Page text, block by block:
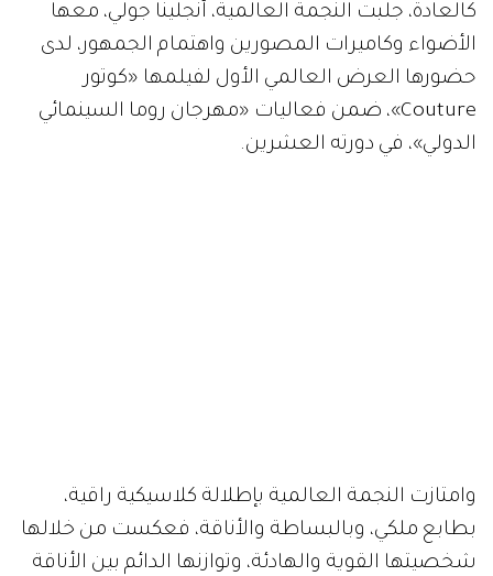
كالعادة، جلبت النجمة العالمية، أنجلينا جولي، معها
الأضواء وكاميرات المصورين واهتمام الجمهور، لدى
حضورها العرض العالمي الأول لفيلمها «كوتور
Couture»، ضمن فعاليات «مهرجان روما السينمائي
الدولي»، في دورته العشرين.
وامتازت النجمة العالمية بإطلالة كلاسيكية راقية،
بطابع ملكي، وبالبساطة والأناقة، فعكست من خلالها
شخصيتها القوية والهادئة، وتوازنها الدائم بين الأناقة